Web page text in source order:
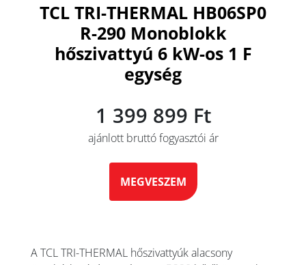
TCL TRI-THERMAL HB06SP0
R-290 Monoblokk
hőszivattyú 6 kW-os 1 F
egység
1 399 899 Ft
ajánlott bruttó fogyasztói ár
MEGVESZEM
A TCL TRI-THERMAL hőszivattyúk alacsony